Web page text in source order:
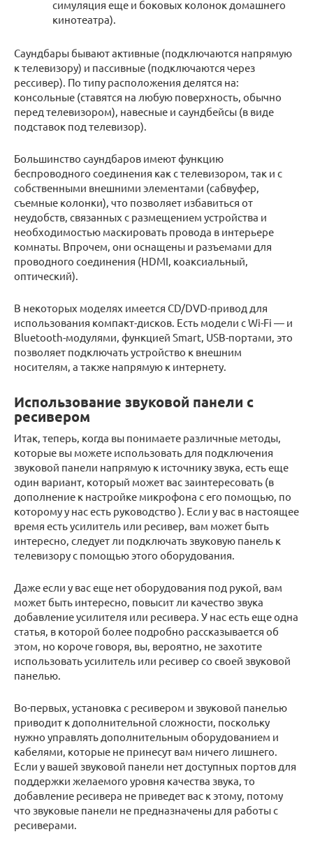
симуляция еще и боковых колонок домашнего
кинотеатра).
Саундбары бывают активные (подключаются напрямую
к телевизору) и пассивные (подключаются через
рессивер). По типу расположения делятся на:
консольные (ставятся на любую поверхность, обычно
перед телевизором), навесные и саундбейсы (в виде
подставок под телевизор).
Большинство саундбаров имеют функцию
беспроводного соединения как с телевизором, так и с
собственными внешними элементами (сабвуфер,
съемные колонки), что позволяет избавиться от
неудобств, связанных с размещением устройства и
необходимостью маскировать провода в интерьере
комнаты. Впрочем, они оснащены и разъемами для
проводного соединения (HDMI, коаксиальный,
оптический).
В некоторых моделях имеется CD/DVD-привод для
использования компакт-дисков. Есть модели с Wi-Fi — и
Bluetooth-модулями, функцией Smart, USB-портами, это
позволяет подключать устройство к внешним
носителям, а также напрямую к интернету.
Использование звуковой панели с
ресивером
Итак, теперь, когда вы понимаете различные методы,
которые вы можете использовать для подключения
звуковой панели напрямую к источнику звука, есть еще
один вариант, который может вас заинтересовать (в
дополнение к настройке микрофона с его помощью, по
которому у нас есть руководство ). Если у вас в настоящее
время есть усилитель или ресивер, вам может быть
интересно, следует ли подключать звуковую панель к
телевизору с помощью этого оборудования.
Даже если у вас еще нет оборудования под рукой, вам
может быть интересно, повысит ли качество звука
добавление усилителя или ресивера. У нас есть еще одна
статья, в которой более подробно рассказывается об
этом, но короче говоря, вы, вероятно, не захотите
использовать усилитель или ресивер со своей звуковой
панелью.
Во-первых, установка с ресивером и звуковой панелью
приводит к дополнительной сложности, поскольку
нужно управлять дополнительным оборудованием и
кабелями, которые не принесут вам ничего лишнего.
Если у вашей звуковой панели нет доступных портов для
поддержки желаемого уровня качества звука, то
добавление ресивера не приведет вас к этому, потому
что звуковые панели не предназначены для работы с
ресиверами.